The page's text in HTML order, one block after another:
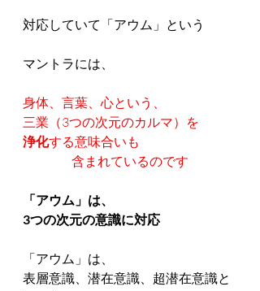
対応していて「アウム」という
マントラには、
身体、言葉、心という、
三業（3つの次元のカルマ）を
浄化する意味合いも
含まれているのです
「アウム」は、
3つの次元の意識に対応
「アウム」は、
表層意識、潜在意識、超潜在意識と